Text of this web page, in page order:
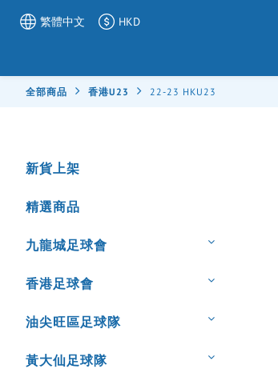
繁體中文 HKD
全部商品 香港U23 22-23 HKU23
新貨上架
精選商品
九龍城足球會
香港足球會
油尖旺區足球隊
黃大仙足球隊